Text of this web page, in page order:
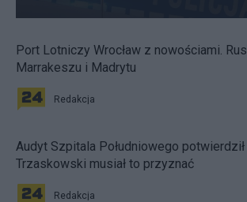
Port Lotniczy Wrocław z nowościami.
Marrakeszu i Madrytu
Redakcja
Audyt Szpitala Południowego potwierdził
Trzaskowski musiał to przyznać
Redakcja